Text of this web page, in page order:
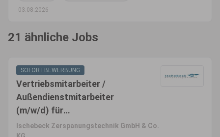
03.08.2026
21 ähnliche Jobs
SOFORTBEWERBUNG
Vertriebsmitarbeiter /
Außendienstmitarbeiter
(m/w/d) für
Zerspanungswerkzeuge
Ischebeck Zerspanungstechnik GmbH & Co.